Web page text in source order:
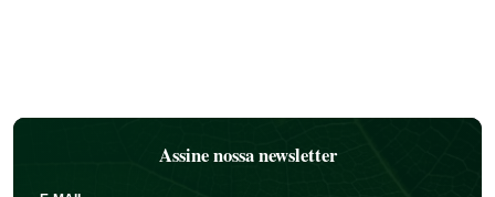
Assine nossa newsletter